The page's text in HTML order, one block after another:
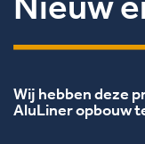
Wij hebben deze
AluLiner opbouw